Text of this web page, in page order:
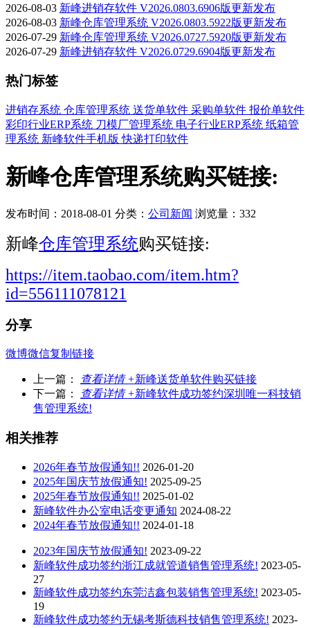
2026-08-03 新峰进销存软件 V2026.0803.6906版更新发布
2026-08-03 新峰仓库管理系统 V2026.0803.5922版更新发布
2026-07-29 新峰仓库管理系统 V2026.0727.5920版更新发布
2026-07-29 新峰进销存软件 V2026.0729.6904版更新发布
热门标签
进销存系统 仓库管理系统 送货单软件 采购单软件 报价单软件
彩印行业ERP系统 刀模厂管理系统 电子行业ERP系统 纸箱管
理系统 新峰软件手机版快递打印软件
新峰仓库管理系统购买链接:
发布时间：2018-08-01 分类： 公司新闻 浏览量：332
新峰仓库管理系统购买链接:
https://item.taobao.com/item.htm?
id=556111078121
分享
微博微信复制链接
上一篇： 查看详情 +新峰送货单软件购买链接
下一篇：
查看详情 +新峰软件成功签约深圳唯一科技销
售管理系统!
相关推荐
2026年春节放假通知!! 2026-01-20
2025年国庆节放假通知! 2025-09-25
2025年春节放假通知!! 2025-01-02
新峰软件办公室电话变更通知 2024-08-22
2024年春节放假通知!! 2024-01-18
2023年国庆节放假通知! 2023-09-22
新峰软件成功签约浙江成就管道销售管理系统! 2023-05-
27
新峰软件成功签约东莞洁鑫包装销售管理系统! 2023-05-
19
新峰软件成功签约无锡考斯德科技销售管理系统! 2023-